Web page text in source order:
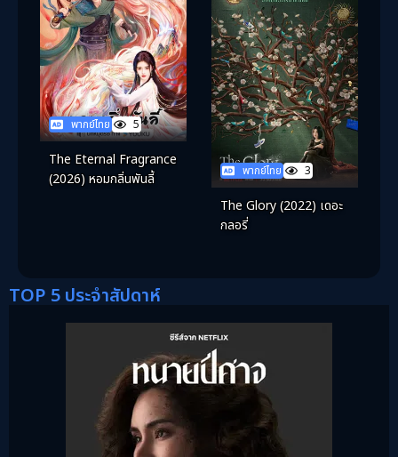
พากย์ไทย 5
The Eternal Fragrance
(2026) หอมกลิ่นพันลี้
พากย์ไทย 3
The Glory (2022) เดอะ
กลอรี่
TOP 5 ประจำสัปดาห์